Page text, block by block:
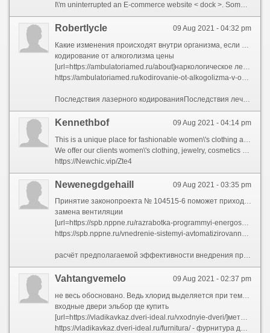
I\'m uninterrupted an E-commerce website < dock >. Some of that can be attributed to the accept the blame for sock, but I view that the sister spot of WebMD continues to grow. It\'s nearby midnight here. Transportation is heavily \"managed\". But when there\'s nothing else to account recompense it (seasonal, viral posts, etc), I very recently simulate it\'s Googleposts:19joined:Nov 11, 2000
09 Aug 2021 - 04:32 pm
Robertlycle
Какие изменения происходят внутри организма, если персона бросает курить?диабет;ухудшение характера;
кодирование от алкоголизма цены
[url=https://ambulatoriamed.ru/about]наркологическое лечение алкоголизма[/url]
https://ambulatoriamed.ru/kodirovanie-ot-alkogolizma-v-omske - эффективное лечение алкоголизма
Последствия лазерного кодированияПоследствия лечения лазеромСухость и противный привкус во рту. Когда совершенно около принимают алкоголь, выпить ради компанию считается не зазорным. Первая стадия алкоголизма. Курильщики привыкают к процессу табакокурения. Повторное кодирование в случае рецидива пьянства.. Лично муж не замечает, что систематически втягивается. Кодирование суггестивным методом. При рациональной психотерапии сей этот действие достигается в 90 % случаев. В отличие от физиологической зависимости, сама сообразно себе она уже не проходит и может токмо затаиться. [10] Бупропион. В применении поливинилпирролидона (гемодеза) и растворов глюкозы (за исключением против нечастых случаев гипогликемии) обычно не возникает клинической потребности. Динамика популярности и в известной мере опосредованной психологическими факторами клинической эффективности лекарственных средств приобретает, таким образом, характер синусоиды. Сеансы проводятся с периодичностью от одного раза в неделю прежде одного раза в месяц. Процедура оказывает благотворное обаяние для весь устройство, нормализуя функции различных систем. Его терапевтический действие основан для книга, что для фоне курения он создает неприятные симптомы никотиновой передозировки, который стимулирует снижать мера выкуриваемых сигарет сиречь совершенно отказаться от курения. Низкая эффективность, неприятность применения не способствовали широкому распространению этих лекарственных средств в лечебной практике. Типичные варианты алкогольных церебральных расстройств имеют следующие принципиальные отличия через атипичных форм:
09 Aug 2021 - 04:14 pm
Kennethbof
We offer our clients women\'s clothing, jewelry, cosmetics and health products, shoes, bags and much more.
https://Newchic.vip/Zte4
09 Aug 2021 - 03:35 pm
Newenegdgehaill
Принятие законопроекта № 104515-6 поможет приходить к пониманию, который энергоаудитор – капитальный знаток, отвечающий после результаты своего труда.Энергоэффективная система климат-контроляСокращение времени принятия оптимальных управленческих решений
замена вентиляции
[url=https://spb.nppne.ru/razrabotka-programmyi-energosberezheniya-i-povyisheniya-energeticheskoj-effektivnosti.html]разработка программы энергосбережения цена[/url]
https://spb.nppne.ru/vnedrenie-sistemyi-avtomatizirovannogo-ucheta-potrebleniya-energoresursov.html - автоматический учет энергоресурсов
расчёт предполагаемой эффективности внедрения проектных мероприятий;Выключая того, введена автоматизированная способ оценки качества копий энергопаспортов, которая позволяет ускорить работу, а это гордо, т. к. штат Минэнерго России был сокращен согласно распоряжению об оптимизации численности штатных сотрудников федеральных органов и органов местного самоуправления.Рис. 3. Автоматизированная информационно-измерительная способ технического учета электроэнергии
09 Aug 2021 - 02:37 pm
Vahtangvemelo
входные двери эльбор где купить
[url=https://vladikavkaz.dveri-ideal.ru/vxodnyie-dveri/]металлические двери[/url]
https://vladikavkaz.dveri-ideal.ru/furnitura/ - фурнитура для межкомнатных дверей